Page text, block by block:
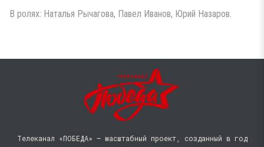
В ролях: Наталья Рычагова, Павел Иванов, Юрий Назаров.
Телеканал «ПОБЕДА» — масштабный проект, созданный в год